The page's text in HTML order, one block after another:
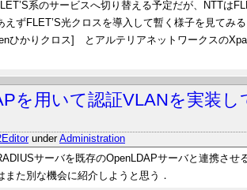
系のサービスへ切り替える予定だが、NTTは
えずFLET’S光クロスを導入して暫く様子を見てみ
ひかりクロス] とアルテリアネットワークスの
を用いて認証VLANを実装
underAdministration
サーバを既存のOpenLDAPサーバと連携さ
また別な機会に紹介しようと思う．